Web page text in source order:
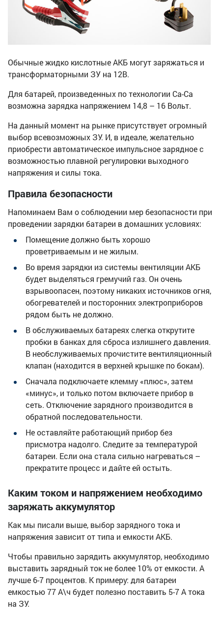
Обычные жидко кислотные АКБ могут заряжаться и
трансформаторными ЗУ на 12В.
Для батарей, произведенных по технологии Cа-Са
возможна зарядка напряжением 14,8 – 16 Вольт.
На данный момент на рынке присутствует огромный
выбор всевозможных ЗУ. И, в идеале, желательно
приобрести автоматическое импульсное зарядное с
возможностью плавной регулировки выходного
напряжения и силы тока.
Правила безопасности
Напоминаем Вам о соблюдении мер безопасности при
проведении зарядки батареи в домашних условиях:
Помещение должно быть хорошо
проветриваемым и не жилым.
Во время зарядки из системы вентиляции АКБ
будет выделяться гремучий газ. Он очень
взрывоопасен, поэтому никаких источников огня,
обогревателей и посторонних электроприборов
рядом быть не должно.
В обслуживаемых батареях слегка открутите
пробки в банках для сброса излишнего давления.
В необслуживаемых прочистите вентиляционный
клапан (находится в верхней крышке по бокам).
Сначала подключаете клемму «плюс», затем
«минус», и только потом включаете прибор в
сеть. Отключение зарядного производится в
обратной последовательности.
Не оставляйте работающий прибор без
присмотра надолго. Следите за температурой
батареи. Если она стала сильно нагреваться –
прекратите процесс и дайте ей остыть.
Каким током и напряжением необходимо
заряжать аккумулятор
Как мы писали выше, выбор зарядного тока и
напряжения зависит от типа и емкости АКБ.
Чтобы правильно зарядить аккумулятор, необходимо
выставить зарядный ток не более 10% от емкости. А
лучше 6-7 процентов. К примеру: для батареи
емкостью 77 А\ч будет полезно поставить 5-7 А тока
на ЗУ.